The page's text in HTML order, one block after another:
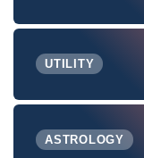
UTILITY
ASTROLOGY